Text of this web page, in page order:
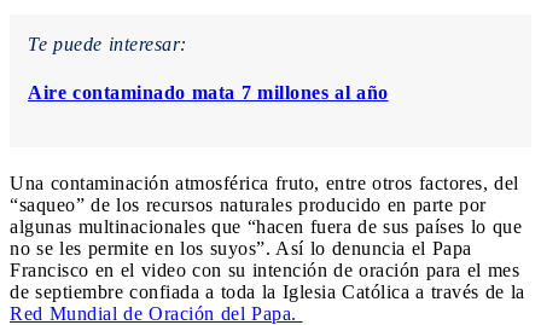
Te puede interesar:
Aire contaminado mata 7 millones al año
Una contaminación atmosférica fruto, entre otros factores, del
“saqueo” de los recursos naturales producido en parte por
algunas multinacionales que “hacen fuera de sus países lo que
no se les permite en los suyos”. Así lo denuncia el Papa
Francisco en el video con su intención de oración para el mes
de septiembre confiada a toda la Iglesia Católica a través de la
Red Mundial de Oración del Papa.